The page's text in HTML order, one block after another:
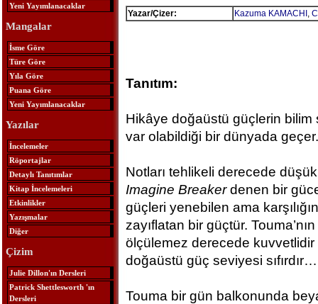
Yeni Yayımlanacaklar
Mangalar
İsme Göre
Türe Göre
Yıla Göre
Puana Göre
Yeni Yayımlanacaklar
Yazılar
İncelemeler
Röportajlar
Detaylı Tanıtımlar
Kitap İncelemeleri
Etkinlikler
Yazışmalar
Diğer
Çizim
Julie Dillon'ın Dersleri
Patrick Shettlesworth 'ın
Dersleri
Yazar/Çizer: Kazuma KAMACHI ,
Tanıtım:
Hikâye doğaüstü güçlerin
var olabildiği bir dünyada geçer.
Notları tehlikeli derecede
Imagine Breakerdenen bir
güçleri yenebilen ama
zayıflatan bir güçtür. Touma’nın
ölçülemez derecede kuvvetlidir
doğaüstü güç seviyesi sıfırdır…
Touma bir gün balkonunda